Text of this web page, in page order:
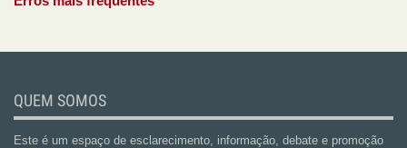
QUEM SOMOS
Este é um espaço de esclarecimento, informação, debate e promoção